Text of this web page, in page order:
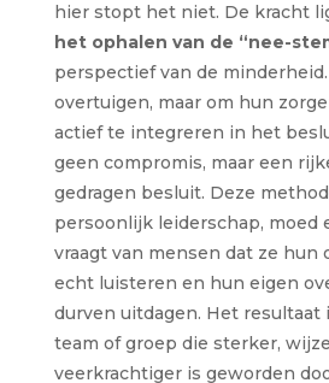
hier stopt het niet. De kracht
het ophalen van de “nee-
perspectief van de
overtuigen, maar om hun
actief te integreren in het
geen compromis, maar een
gedragen besluit. Deze
persoonlijk leiderschap, moed
vraagt van mensen dat ze hun
echt luisteren en hun eigen
durven uitdagen. Het resultaat
team of groep die sterker,
veerkrachtiger is geworden